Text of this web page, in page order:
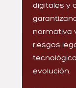
digitales y
normativa
riesgos
evolución.